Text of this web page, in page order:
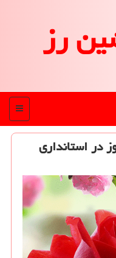
رز
منو
در استانداری